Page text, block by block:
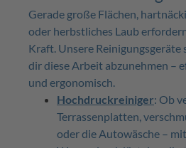
Gerade große Flächen,
oder herbstliches Laub
Kraft. Unsere Reinigungsgeräte
dir diese Arbeit abzunehmen –
und ergonomisch.
Hochdruckreiniger: Ob
Terrassenplatten,
oder die Autowäsche –